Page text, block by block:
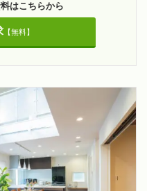
はこちらから
【無料】